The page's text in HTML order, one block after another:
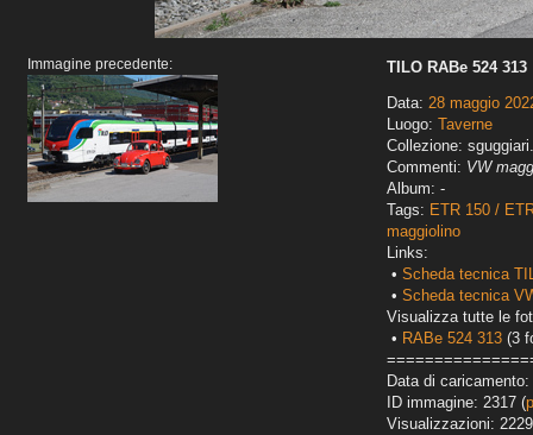
Immagine precedente:
TILO RABe 524 313
Data: 28 maggio
Luogo: Taverne
Collezione:
Commenti: VW
Album: -
Tags: ETR 150 /
maggiolino
Links:
• Scheda tecnica
• Scheda tecnica
Visualizza tutte le
• RABe 524 313 (3
Data di
ID immagine: 2317 (
Visualizzazioni: 2229